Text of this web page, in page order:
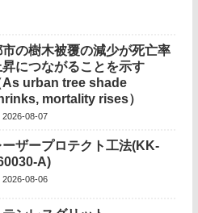
市の樹木被覆の減少が死亡率
昇につながることを示す
As urban tree shade
mortality rises）
2026-08-07
ーザープロテクト⼯法(KK-
A)
2026-08-06